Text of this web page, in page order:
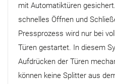
mit Automatiktüren
schnelles Öffnen und
Pressprozess wird nur bei
Türen gestartet. In diesem
Aufdrücken der Türen
können keine Splitter aus